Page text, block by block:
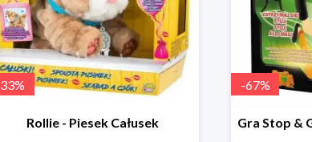
33%
Rollie - Piesek Całusek
-67%